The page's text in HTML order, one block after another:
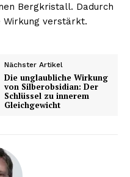
Bergkristall. Dadurch
Wirkung verstärkt.
Nächster Artikel
Die unglaubliche Wirkung
von Silberobsidian: Der
Schlüssel zu innerem
Gleichgewicht